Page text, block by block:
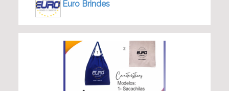
Euro Brindes